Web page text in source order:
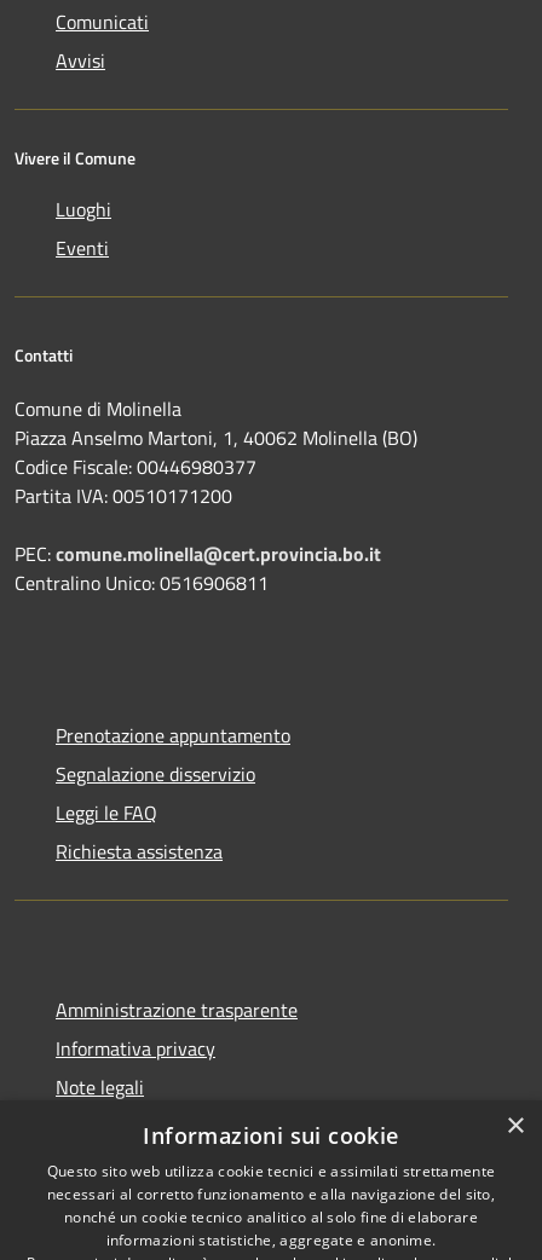
Comunicati
Avvisi
Vivere il Comune
Luoghi
Eventi
Contatti
Comune di Molinella
Piazza Anselmo Martoni, 1, 40062 Molinella (BO)
Codice Fiscale: 00446980377
Partita IVA: 00510171200
PEC:comune.molinella@cert.provincia.bo.it
Centralino Unico: 0516906811
Prenotazione appuntamento
Segnalazione disservizio
Leggi le FAQ
Richiesta assistenza
Amministrazione trasparente
Informativa privacy
Note legali
Dichiarazione di accessibilità
Copyright © 2026 • Comune di
×
Informazioni sui cookie
Questo sito web utilizza cookie tecnici e assimilati strettamente
necessari al corretto funzionamento e alla navigazione del sito,
nonché un cookie tecnico analitico al solo fine di elaborare
informazioni statistiche, aggregate e anonime.